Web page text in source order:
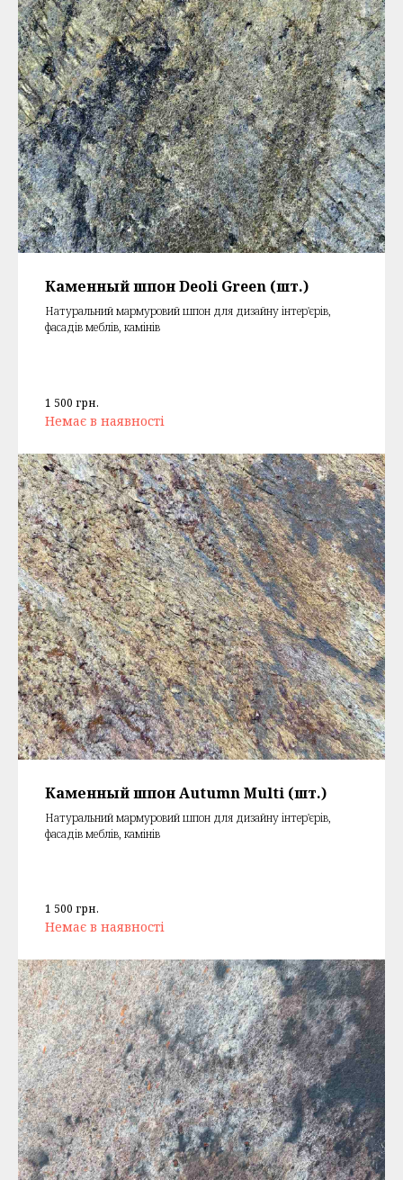
Каменный шпон Deoli Green (шт.)
Натуральний мармуровий шпон для дизайну інтер'єрів,
фасадів меблів, камінів
1 500 грн.
Немає в наявності
Каменный шпон Autumn Multi (шт.)
Натуральний мармуровий шпон для дизайну інтер'єрів,
фасадів меблів, камінів
1 500 грн.
Немає в наявності